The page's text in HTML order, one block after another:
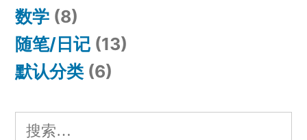
数学 (8)
随笔/日记 (13)
默认分类 (6)
搜